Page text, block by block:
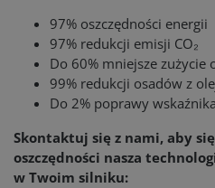
97% oszczędności energii
97% redukcji emisji CO₂
Do 60% mniejsze zużycie
99% redukcji osadów z
Do 2% poprawy
Skontaktuj się z nami, aby
oszczędności nasza
w Twoim silniku: